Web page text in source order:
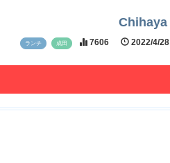
Chihaya
ランチ 成田 7606 2022/4/28